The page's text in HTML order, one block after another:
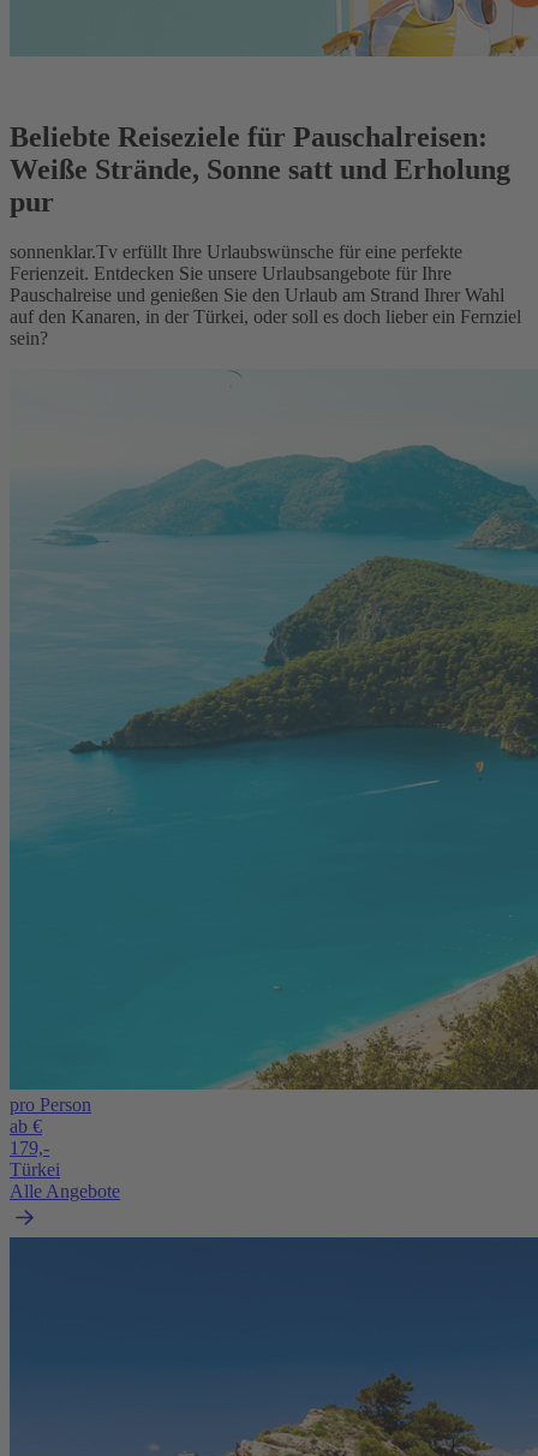
Beliebte Reiseziele für Pauschalreisen:
Weiße Strände, Sonne satt und Erholung
pur
sonnenklar.Tv erfüllt Ihre Urlaubswünsche für eine perfekte
Ferienzeit. Entdecken Sie unsere Urlaubsangebote für Ihre
Pauschalreise und genießen Sie den Urlaub am Strand Ihrer Wahl
auf den Kanaren, in der Türkei, oder soll es doch lieber ein Fernziel
sein?
pro Person
ab €
179,-
Türkei
Alle Angebote